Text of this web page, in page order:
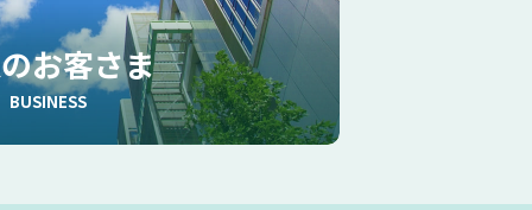
お客さま
BUSINESS